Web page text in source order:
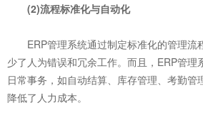
(2)流程标准化与自动化
ERP管理系统通过制定标准化的管理流
少了人为错误和冗余工作。而且，ERP管理
日常事务，如自动结算、库存管理、考勤管
降低了人力成本。